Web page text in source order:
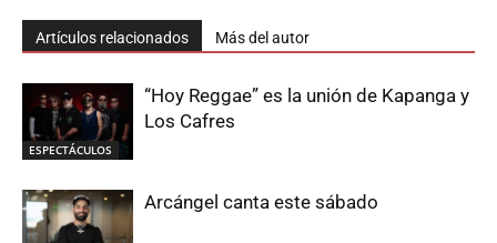
Artículos relacionados Más del autor
ESPECTÁCULOS
“Hoy Reggae” es la unión de Kapanga y
Los Cafres
Arcángel canta este sábado